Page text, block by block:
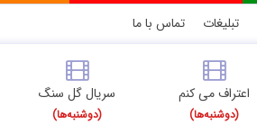
تبلیغات تماس با ما
اعتراف می کنم
(دوشنبه‌ها)
سریال گل سنگ
(دوشنبه‌ها)